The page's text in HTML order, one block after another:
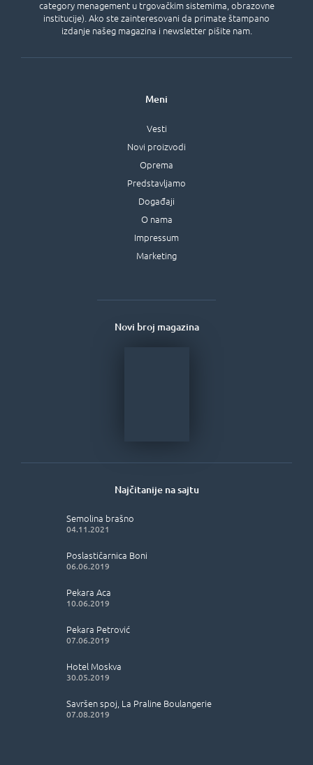
category menagement u trgovačkim sistemima, obrazovne
institucije). Ako ste zainteresovani da primate štampano
izdanje našeg magazina i newsletter pišite nam.
Meni
Vesti
Novi proizvodi
Oprema
Predstavljamo
Događaji
O nama
Impressum
Marketing
Najčitanije na sajtu
Semolina brašno
04.11.2021
Poslastičarnica Boni
06.06.2019
Pekara Aca
10.06.2019
Pekara Petrović
07.06.2019
Hotel Moskva
30.05.2019
Savršen spoj, La Praline Boulangerie
07.08.2019
Novi broj magazina